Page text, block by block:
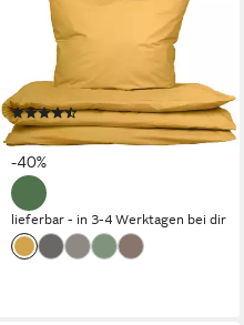
Bettwäsche Soho aus weicher
Baumwolle in gedeckten Uni-
Farben, Renforcé, 2 teilig,
Made in Green
(5)
29,95 € 49,95 €
-40%
lieferbar - in 3-4 Werktagen bei dir